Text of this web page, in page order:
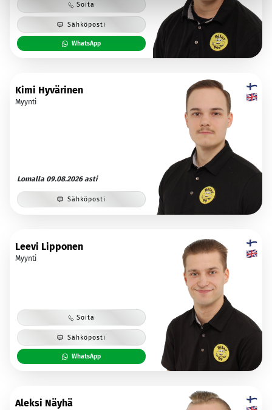
Soita
Sähköposti
WhatsApp
Kimi Hyvärinen
Myynti
Lomalla 09.08.2026 asti
Sähköposti
Leevi Lipponen
Myynti
Soita
Sähköposti
WhatsApp
Aleksi Näyhä